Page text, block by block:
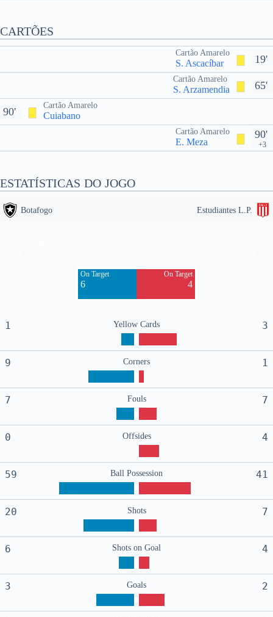
CARTÕES
19'
Cartão Amarelo
S. Ascacíbar
65'
Cartão Amarelo
S. Arzamendia
Cartão Amarelo
Cuiabano
90'
90'
+3
Cartão Amarelo
E. Meza
ESTATÍSTICAS DO JOGO
Botafogo Estudiantes L.P.
On Target
6
On Target
4
1 Yellow Cards 3
9 Corners 1
7 Fouls 7
0 Offsides 4
59 Ball Possession 41
20 Shots 7
6 Shots on Goal 4
3 Goals 2